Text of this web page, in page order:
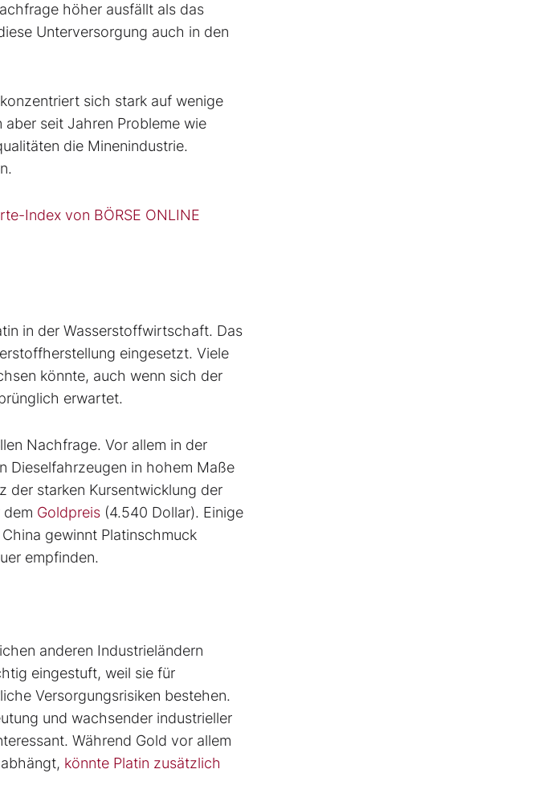
höher ausfällt als das
Unterversorgung auch in den
sich stark auf wenige
aber seit Jahren Probleme wie
die Minenindustrie.
Index von BÖRSE ONLINE
in der Wasserstoffwirtschaft. Das
eingesetzt. Viele
könnte, auch wenn sich der
erwartet.
Nachfrage. Vor allem in der
Dieselfahrzeugen in hohem Maße
der starken Kursentwicklung der
Goldpreis (4.540 Dollar). Einige
gewinnt Platinschmuck
empfinden.
anderen Industrieländern
eingestuft, weil sie für
Versorgungsrisiken bestehen.
und wachsender industrieller
Während Gold vor allem
könnte Platin zusätzlich